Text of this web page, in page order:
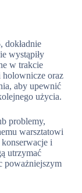
dokładnie
wystąpiły
w trakcie
oraz
aby upewnić
użycia.
problemy,
warsztatowi
i
utrzymać
poważniejszym